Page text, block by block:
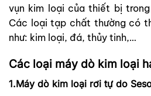
vụn kim loại của thiết bị
Các loại tạp chất thường có
như: kim loại, đá, thủy tinh,…
Các loại máy dò kim loại
1.Máy dò kim loại rơi tự do